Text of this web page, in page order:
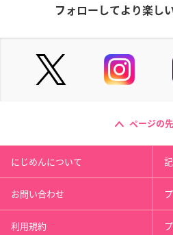
フォローしてより楽し
ページの
にじめんについて
お問い合わせ
利用規約